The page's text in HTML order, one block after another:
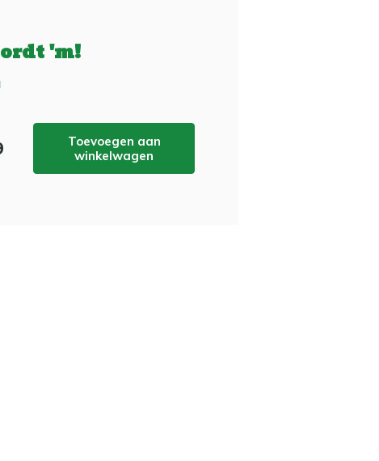
'm!
Toevoegen aan
winkelwagen